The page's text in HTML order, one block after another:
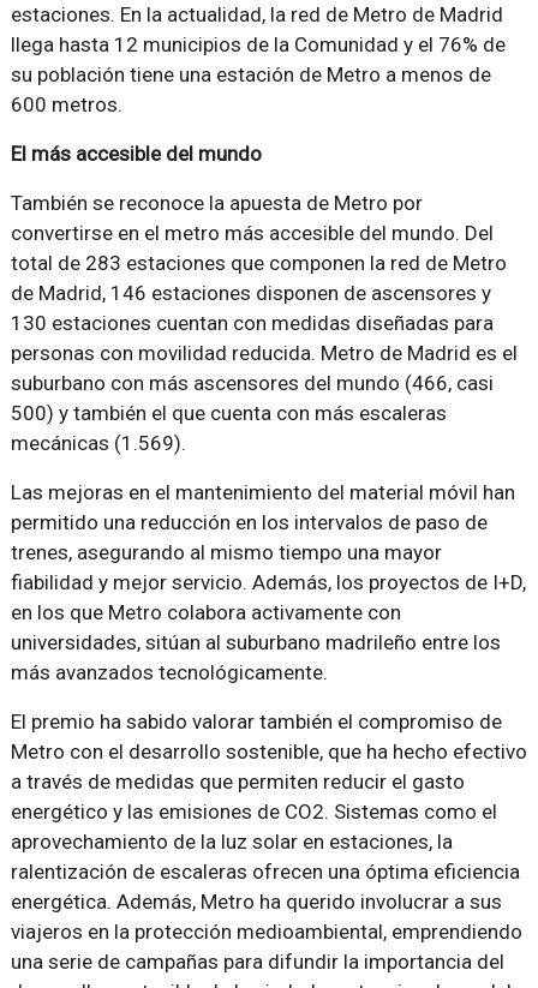
estaciones. En la actualidad, la red de Metro de Madrid
llega hasta 12 municipios de la Comunidad y el 76% de
su población tiene una estación de Metro a menos de
600 metros.
El más accesible del mundo
También se reconoce la apuesta de Metro por
convertirse en el metro más accesible del mundo. Del
total de 283 estaciones que componen la red de Metro
de Madrid, 146 estaciones disponen de ascensores y
130 estaciones cuentan con medidas diseñadas para
personas con movilidad reducida. Metro de Madrid es el
suburbano con más ascensores del mundo (466, casi
500) y también el que cuenta con más escaleras
mecánicas (1.569).
Las mejoras en el mantenimiento del material móvil han
permitido una reducción en los intervalos de paso de
trenes, asegurando al mismo tiempo una mayor
fiabilidad y mejor servicio. Además, los proyectos de I+D,
en los que Metro colabora activamente con
universidades, sitúan al suburbano madrileño entre los
más avanzados tecnológicamente.
El premio ha sabido valorar también el compromiso de
Metro con el desarrollo sostenible, que ha hecho efectivo
a través de medidas que permiten reducir el gasto
energético y las emisiones de CO2. Sistemas como el
aprovechamiento de la luz solar en estaciones, la
ralentización de escaleras ofrecen una óptima eficiencia
energética. Además, Metro ha querido involucrar a sus
viajeros en la protección medioambiental, emprendiendo
una serie de campañas para difundir la importancia del